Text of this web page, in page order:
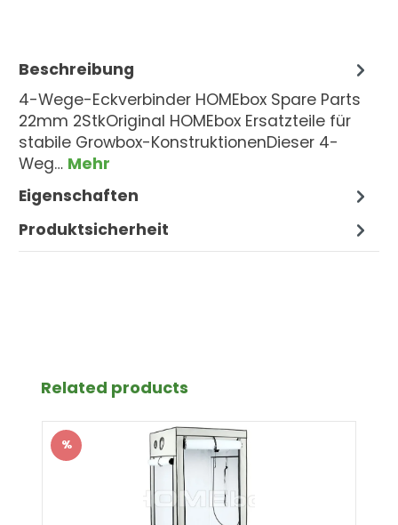
Beschreibung
4-Wege-Eckverbinder HOMEbox Spare Parts
22mm 2StkOriginal HOMEbox Ersatzteile für
stabile Growbox-KonstruktionenDieser 4-
Weg… Mehr
Eigenschaften
Produktsicherheit
Produktgalerie überspringen
Related products
Rabatt
%